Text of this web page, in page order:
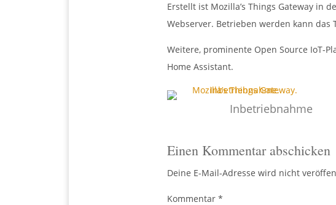
Erstellt ist Mozilla’s Things Gateway in
Webserver. Betrieben werden kann das
Weitere, prominente Open Source IoT-
Home Assistant.
Inbetriebnahme
Einen Kommentar abschicken
Deine E-Mail-Adresse wird nicht
Kommentar *